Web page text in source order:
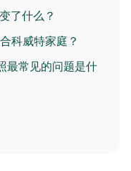
了什么？
科威特家庭？
最常见的问题是什